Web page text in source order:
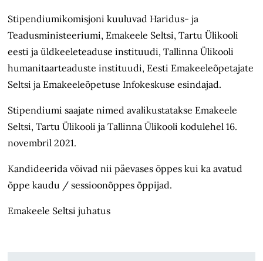
Stipendiumikomisjoni kuuluvad Haridus- ja
Teadusministeeriumi, Emakeele Seltsi, Tartu Ülikooli
eesti ja üldkeeleteaduse instituudi, Tallinna Ülikooli
humanitaarteaduste instituudi, Eesti Emakeeleõpetajate
Seltsi ja Emakeeleõpetuse Infokeskuse esindajad.
Stipendiumi saajate nimed avalikustatakse Emakeele
Seltsi, Tartu Ülikooli ja Tallinna Ülikooli kodulehel 16.
novembril 2021.
Kandideerida võivad nii päevases õppes kui ka avatud
õppe kaudu / sessioonõppes õppijad.
Emakeele Seltsi juhatus